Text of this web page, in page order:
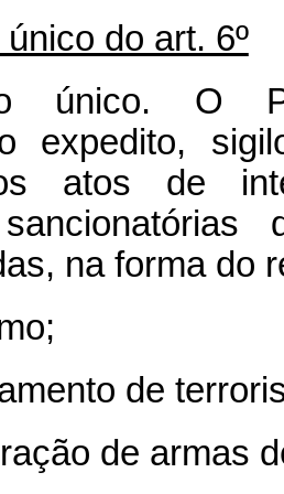
do art. 6º
único. O
expedito,
atos de
na forma do
de
de armas